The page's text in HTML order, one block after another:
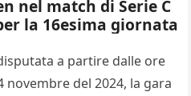
nel match di Serie C
la 16esima giornata
a partire dalle ore
novembre del 2024, la gara